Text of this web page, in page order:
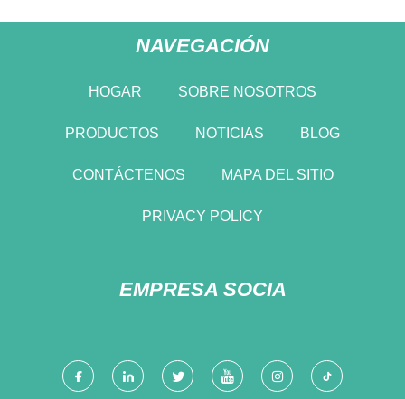
NAVEGACIÓN
HOGAR SOBRE NOSOTROS
PRODUCTOS NOTICIAS BLOG
CONTÁCTENOS MAPA DEL SITIO
PRIVACY POLICY
EMPRESA SOCIA